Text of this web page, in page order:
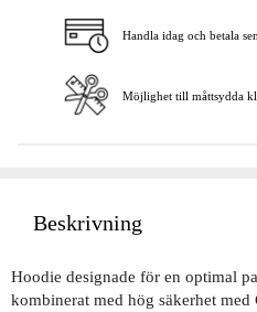
Handla idag och betala
Möjlighet till måttsydda
Beskrivning
Hoodie designade för en optimal
kombinerat med hög säkerhet